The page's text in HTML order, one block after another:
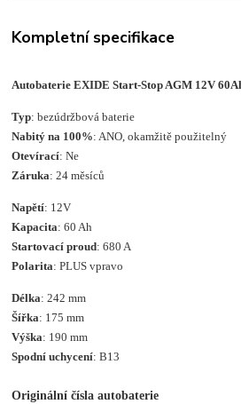
Kompletní specifikace
Autobaterie EXIDE Start-Stop AGM 12V
Typ: bezúdržbová baterie
Nabitý na 100%: ANO, okamžitě použitelný
Otevírací: Ne
Záruka: 24 měsíců
Napětí: 12V
Kapacita: 60 Ah
Startovací proud: 680 A
Polarita: PLUS vpravo
Délka: 242 mm
Šířka: 175 mm
Výška: 190 mm
Spodní uchycení: B13
Originální čísla autobaterie